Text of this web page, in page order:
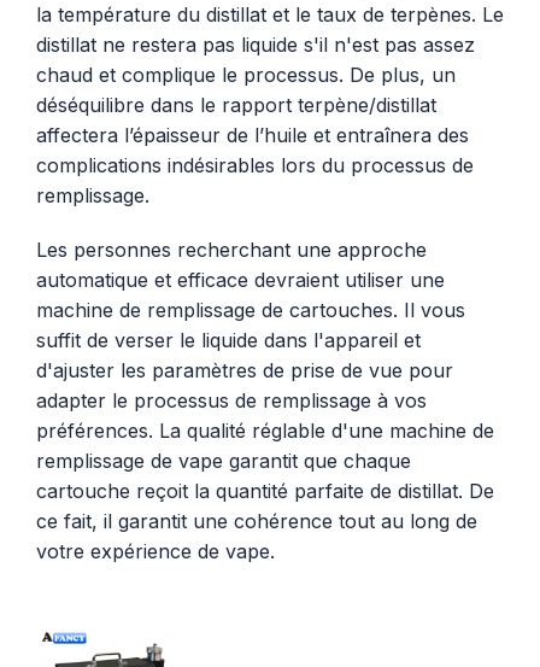
la température du distillat et le taux de terpènes. Le
distillat ne restera pas liquide s'il n'est pas assez
chaud et complique le processus. De plus, un
déséquilibre dans le rapport terpène/distillat
affectera l’épaisseur de l’huile et entraînera des
complications indésirables lors du processus de
remplissage.
Les personnes recherchant une approche
automatique et efficace devraient utiliser une
machine de remplissage de cartouches. Il vous
suffit de verser le liquide dans l'appareil et
d'ajuster les paramètres de prise de vue pour
adapter le processus de remplissage à vos
préférences. La qualité réglable d'une machine de
remplissage de vape garantit que chaque
cartouche reçoit la quantité parfaite de distillat. De
ce fait, il garantit une cohérence tout au long de
votre expérience de vape.